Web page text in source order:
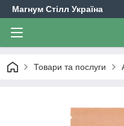
Магнум Стілл Україна
Товари та послуги